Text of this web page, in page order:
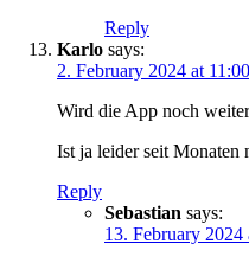
Reply
Karlo says:
2. February 2024 at 11:00
Wird die App noch
Ist ja leider seit
Reply
Sebastian says:
13. February 2024